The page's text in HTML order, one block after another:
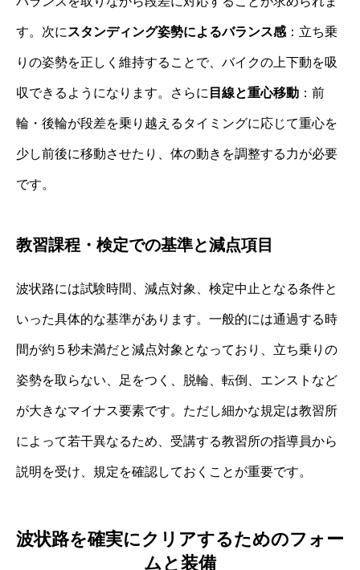
す。次に スタンディング姿勢によるバランス感 ：立ち乗
りの姿勢を正しく維持することで、バイクの上下動を吸
収できるようになります。さらに 目線と重心移動 ：前
輪・後輪が段差を乗り越えるタイミングに応じて重心を
少し前後に移動させたり、体の動きを調整する力が必要
です。
教習課程・検定での基準と減点項目
波状路には試験時間、減点対象、検定中止となる条件と
いった具体的な基準があります。一般的には通過する時
間が約５秒未満だと減点対象となっており、立ち乗りの
姿勢を取らない、足をつく、脱輪、転倒、エンストなど
が大きなマイナス要素です。ただし細かな規定は教習所
によって若干異なるため、受講する教習所の指導員から
説明を受け、規定を確認しておくことが重要です。
波状路を確実にクリアするためのフォー
ムと装備